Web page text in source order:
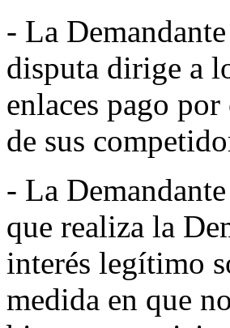
- La
disputa dirige a
enlaces pago
de sus
- La
que realiza la
interés legítimo
medida en que